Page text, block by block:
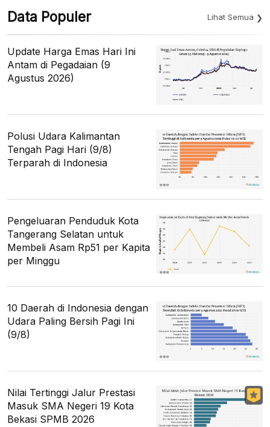
Data Populer Lihat Semua
Update Harga Emas Hari Ini
Antam di Pegadaian (9
Agustus 2026)
Polusi Udara Kalimantan
Tengah Pagi Hari (9/8)
Terparah di Indonesia
Pengeluaran Penduduk Kota
Tangerang Selatan untuk
Membeli Asam Rp51 per Kapita
per Minggu
10 Daerah di Indonesia dengan
Udara Paling Bersih Pagi Ini
(9/8)
Nilai Tertinggi Jalur Prestasi
Masuk SMA Negeri 19 Kota
Bekasi SPMB 2026